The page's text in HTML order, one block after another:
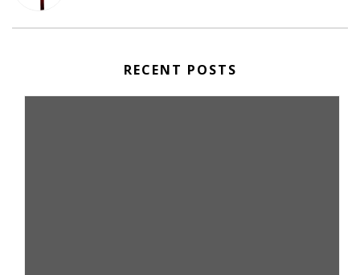
RECENT POSTS